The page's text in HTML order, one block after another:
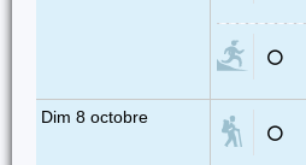
⚪
Dim 8 octobre
⚪